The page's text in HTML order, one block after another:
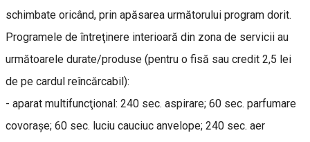
schimbate oricând, prin apăsarea următorului program dorit.
Programele de întreţinere interioară din zona de servicii au
următoarele durate/produse (pentru o fisă sau credit 2,5 lei
de pe cardul reîncărcabil):
- aparat multifuncţional: 240 sec. aspirare; 60 sec. parfumare
covoraşe; 60 sec. luciu cauciuc anvelope; 240 sec. aer